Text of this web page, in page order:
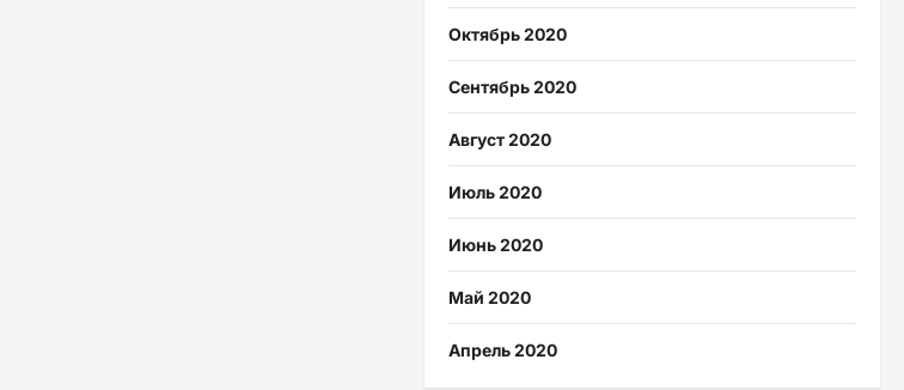
Октябрь 2020
Сентябрь 2020
Август 2020
Июль 2020
Июнь 2020
Май 2020
Апрель 2020